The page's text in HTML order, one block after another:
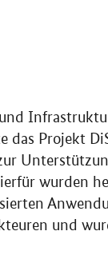
Projekt
wurden
und